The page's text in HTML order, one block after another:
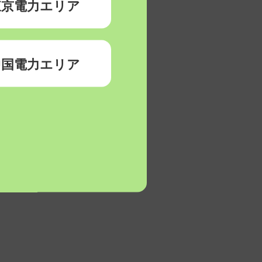
電力エリア
電力エリア